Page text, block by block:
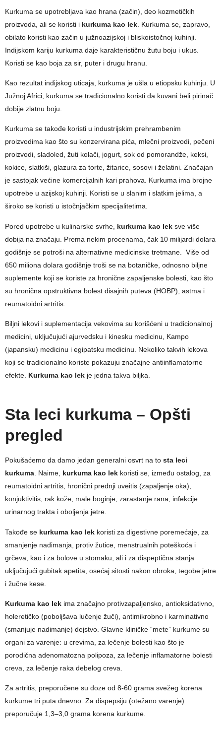
Kurkuma se upotrebljava kao hrana (začin), deo kozmetičkih
proizvoda, ali se koristi i kurkuma kao lek . Kurkuma se, zapravo,
obilato koristi kao začin u južnoazijskoj i bliskoistočnoj kuhinji.
Indijskom kariju kurkuma daje karakterističnu žutu boju i ukus.
Koristi se kao boja za sir, puter i drugu hranu.
Kao rezultat indijskog uticaja, kurkuma je ušla u etiopsku kuhinju. U
Južnoj Africi, kurkuma se tradicionalno koristi da kuvani beli pirinač
dobije zlatnu boju.
Kurkuma se takođe koristi u industrijskim prehrambenim
proizvodima kao što su konzervirana pića, mlečni proizvodi, pečeni
proizvodi, sladoled, žuti kolači, jogurt, sok od pomorandže, keksi,
kokice, slatkiši, glazura za torte, žitarice, sosovi i želatini. Značajan
je sastojak većine komercijalnih kari prahova. Kurkuma ima brojne
upotrebe u azijskoj kuhinji. Koristi se u slanim i slatkim jelima, a
široko se koristi u istočnjačkim specijalitetima.
Pored upotrebe u kulinarske svrhe, kurkuma kao lek sve više
dobija na značaju. Prema nekim procenama, čak 10 milijardi dolara
godišnje se potroši na alternativne medicinske tretmane. Više od
650 miliona dolara godišnje troši se na botaničke, odnosno biljne
suplemente koji se koriste za hronične zapaljenske bolesti, kao što
su hronična opstruktivna bolest disajnih puteva (HOBP), astma i
reumatoidni artritis.
Biljni lekovi i suplementacija vekovima su korišćeni u tradicionalnoj
medicini, uključujući ajurvedsku i kinesku medicinu, Kampo
(japansku) medicinu i egipatsku medicinu. Nekoliko takvih lekova
koji se tradicionalno koriste pokazuju značajne antiinflamatorne
efekte. Kurkuma kao lek je jedna takva biljka.
Sta leci kurkuma – Opšti
pregled
Pokušaćemo da damo jedan generalni osvrt na to sta leci
kurkuma . Naime, kurkuma kao lek koristi se, između ostalog, za
reumatoidni artritis, hronični prednji uveitis (zapaljenje oka),
konjuktivitis, rak kože, male boginje, zarastanje rana, infekcije
urinarnog trakta i oboljenja jetre.
Takođe se kurkuma kao lek koristi za digestivne poremećaje, za
smanjenje nadimanja, protiv žutice, menstrualnih poteškoća i
grčeva, kao i za bolove u stomaku, ali i za dispeptična stanja
uključujući gubitak apetita, osećaj sitosti nakon obroka, tegobe jetre
i žučne kese.
Kurkuma kao lek ima značajno protivzapaljensko, antioksidativno,
holeretičko (poboljšava lučenje žuči), antimikrobno i karminativno
(smanjuje nadimanje) dejstvo. Glavne kliničke “mete” kurkume su
organi za varenje: u crevima, za lečenje bolesti kao što je
porodična adenomatozna polipoza, za lečenje inflamatorne bolesti
creva, za lečenje raka debelog creva.
Za artritis, preporučene su doze od 8-60 grama svežeg korena
kurkume tri puta dnevno. Za dispepsiju (otežano varenje)
preporučuje 1,3–3,0 grama korena kurkume.